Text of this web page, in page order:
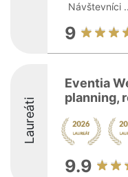
Návštevníci
9
Laureáti
Eventia
planning,
9.9